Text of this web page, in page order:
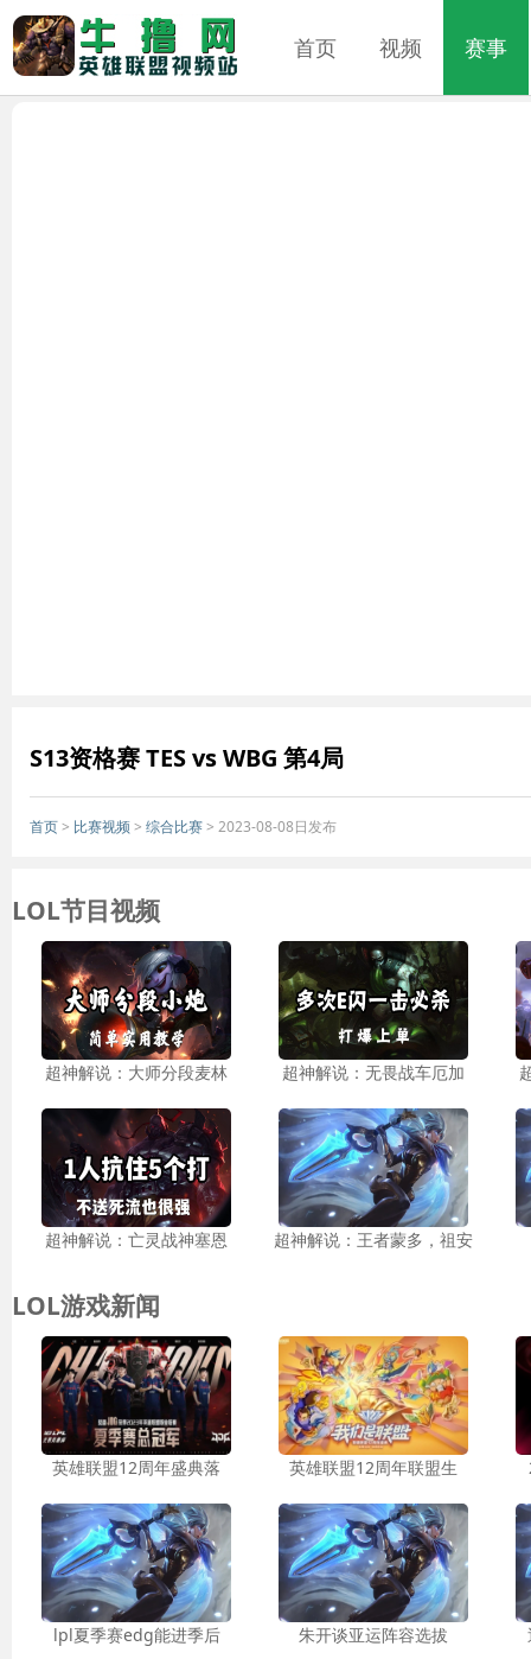
首页 视频 赛事
S13资格赛 TES vs WBG 第4局
首页> 比赛视频> 综合比赛> 2023-08-08日发布
LOL节目视频
超神解说：大师分段麦林 超神解说：无畏战车厄加
超神解说：亡灵战神塞恩 超神解说：王者蒙多，祖安
LOL游戏新闻
英雄联盟12周年盛典落 英雄联盟12周年联盟生
lpl夏季赛edg能进季后 朱开谈亚运阵容选拔